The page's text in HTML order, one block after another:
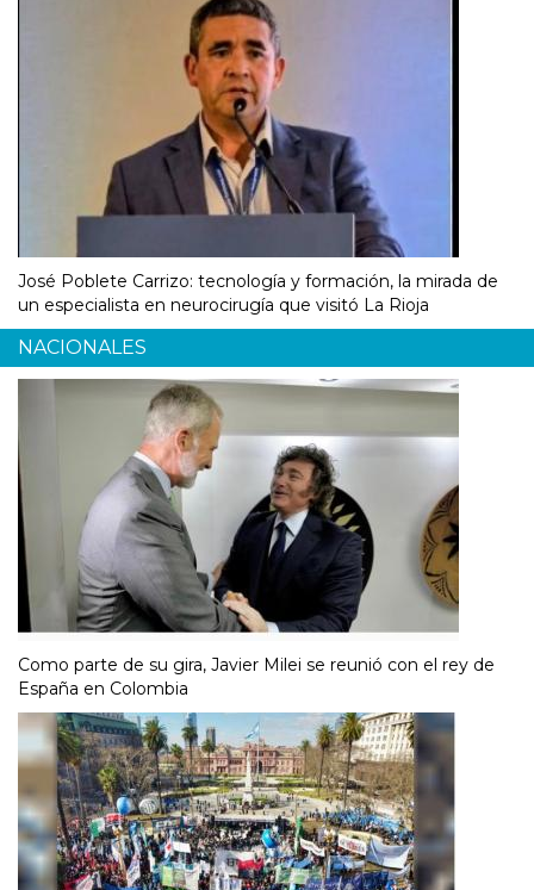
José Poblete Carrizo: tecnología y formación, la mirada de
un especialista en neurocirugía que visitó La Rioja
NACIONALES
Como parte de su gira, Javier Milei se reunió con el rey de
España en Colombia